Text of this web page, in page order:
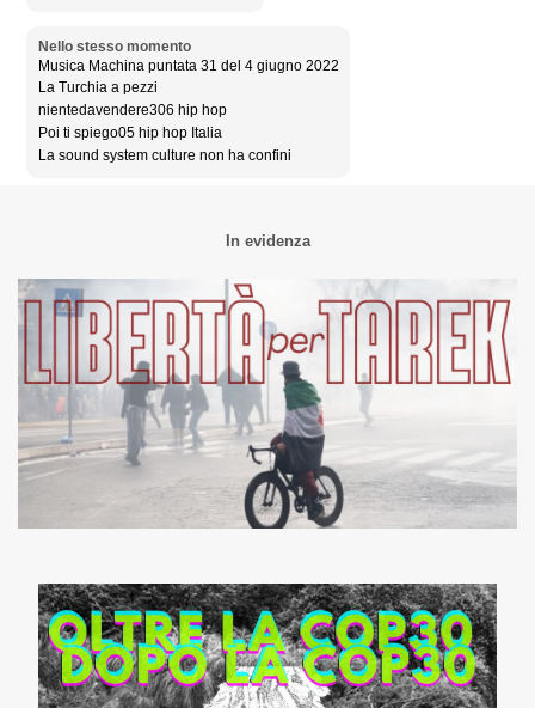
Nello stesso momento
Musica Machina puntata 31 del 4 giugno 2022
La Turchia a pezzi
nientedavendere306 hip hop
Poi ti spiego05 hip hop Italia
La sound system culture non ha confini
In evidenza